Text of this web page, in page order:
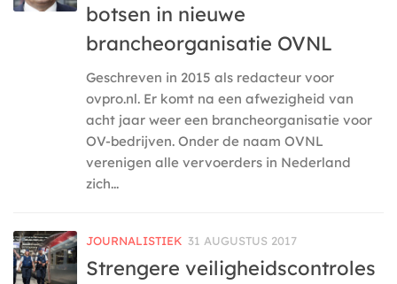
botsen in nieuwe
brancheorganisatie OVNL
Geschreven in 2015 als redacteur voor
ovpro.nl. Er komt na een afwezigheid van
acht jaar weer een brancheorganisatie voor
OV-bedrijven. Onder de naam OVNL
verenigen alle vervoerders in Nederland
zich...
JOURNALISTIEK 31 AUGUSTUS 2017
Strengere veiligheidscontroles